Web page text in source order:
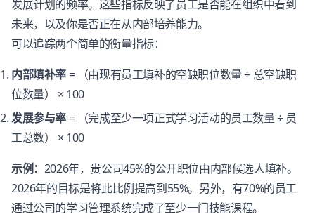
发展计划的频率。这些指标反映了员工是否能在组织中看到
未来，以及你是否正在从内部培养能力。
可以追踪两个简单的衡量指标：
内部填补率 = （由现有员工填补的空缺职位数量 ÷ 总空缺职
位数量） × 100
发展参与率 = （完成至少一项正式学习活动的员工数量 ÷ 员
工总数） × 100
示例： 2026年，贵公司45%的公开职位由内部候选人填补。
2026年的目标是将此比例提高到55%。另外，有70%的员工
通过公司的学习管理系统完成了至少一门技能课程。